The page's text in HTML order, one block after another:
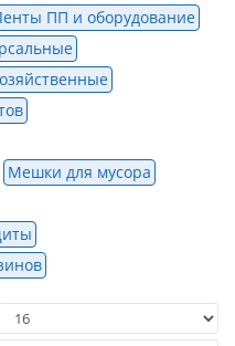
ПП и оборудование
Мешки для мусора